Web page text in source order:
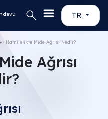
TR
Hamilelikte Mide Ağrısı Nedir?
Ağrısı